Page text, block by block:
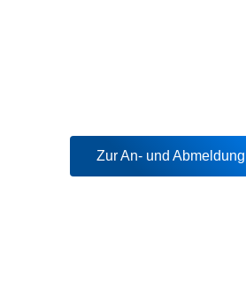
Zur An- und Abmeldung